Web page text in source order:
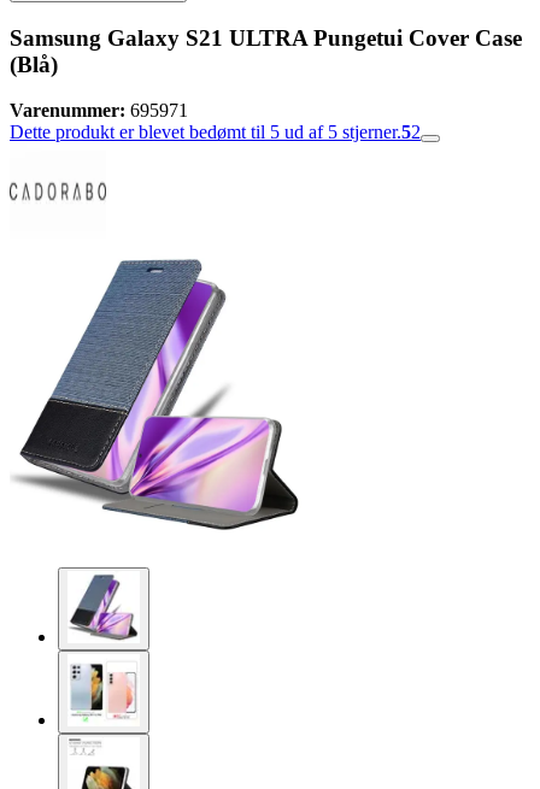
Samsung Galaxy S21 ULTRA Pungetui Cover Case
(Blå)
Varenummer: 695971
Dette produkt er blevet bedømt til 5 ud af 5 stjerner.52